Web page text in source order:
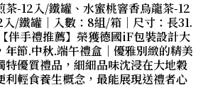
茶-12入/鐵罐、水蜜桃窨香烏龍茶-12
/鐵罐｜入數：8組/箱｜尺寸：長31.
伴手禮推薦】榮獲德國iF包裝設計大
年節.中秋.端午禮盒｜優雅別緻的精美
特優質禮品，細細品味沈浸在大地穀
利輕食養生概念，最能展現送禮者心